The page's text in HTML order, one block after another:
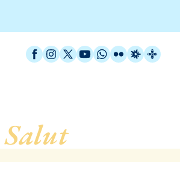
Facebook
Instagram
X / Twitter
YouTube
WhatsApp
FlickrRadio
, de